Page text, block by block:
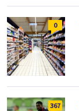
0
367